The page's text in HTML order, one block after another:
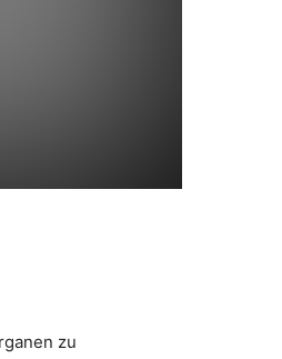
zu